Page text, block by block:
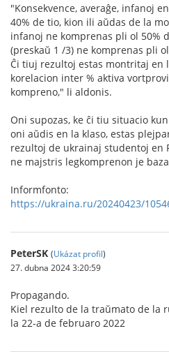
"Konsekvence, averaĝe, infanoj
40% de tio, kion ili aŭdas de la
infanoj ne komprenas pli ol 50%
(preskaŭ 1 /3) ne komprenas pli
Ĉi tiuj rezultoj estas montritaj en
korelacion inter % aktiva
kompreno," li aldonis.
Oni supozas, ke ĉi tiu situacio
oni aŭdis en la klaso, estas
rezultoj de ukrainaj studentoj en
ne majstris legkomprenon je
Informfonto:
https://ukraina.ru/20240423/
PeterSK (Ukázat profil)
27. dubna 2024 3:20:59
Propagando.
Kiel rezulto de la traŭmato de la
la 22-a de februaro 2022